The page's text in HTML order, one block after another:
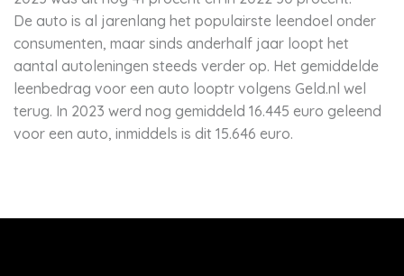
De auto is al jarenlang het populairste leendoel onder
consumenten, maar sinds anderhalf jaar loopt het
aantal autoleningen steeds verder op. Het gemiddelde
leenbedrag voor een auto looptr volgens Geld.nl wel
terug. In 2023 werd nog gemiddeld 16.445 euro geleend
voor een auto, inmiddels is dit 15.646 euro.